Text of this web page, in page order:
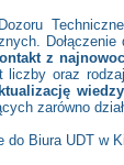
z
liczby oraz
wiedzy
zarówno
do Biura UDT w